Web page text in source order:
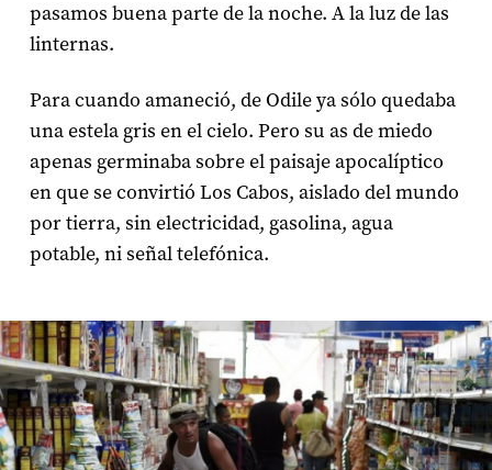
pasamos buena parte de la noche. A la luz de las
linternas.
Para cuando amaneció, de Odile ya sólo quedaba
una estela gris en el cielo. Pero su as de miedo
apenas germinaba sobre el paisaje apocalíptico
en que se convirtió Los Cabos, aislado del mundo
por tierra, sin electricidad, gasolina, agua
potable, ni señal telefónica.